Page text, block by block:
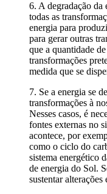
6. A degradação da
todas as
energia para
para gerar outras
que a quantidade
transformações
medida que se
7. Se a energia se
transformações à
Nesses casos, é
fontes externas no
acontece, por
como o ciclo do
sistema energético
de energia do Sol.
sustentar